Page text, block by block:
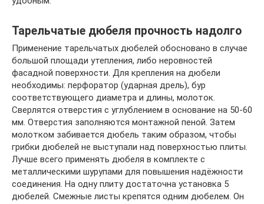
Тарельчатые дюбеля прочность надолго
Применение тарельчатых дюбелей обосновано в случае
большой площади утепления, либо неровностей
фасадной поверхности. Для крепления на дюбели
необходимы: перфоратор (ударная дрель), бур
соответствующего диаметра и длины, молоток.
Сверлятся отверстия с углублением в основание на 50-60
мм. Отверстия заполняются монтажной пеной. Затем
молотком забивается дюбель таким образом, чтобы
грибки дюбелей не выступали над поверхностью плиты.
Лучше всего применять дюбеля в комплекте с
металлическими шурупами для повышения надёжности
соединения. На одну плиту достаточна установка 5
дюбелей. Смежные листы крепятся одним дюбелем. Он